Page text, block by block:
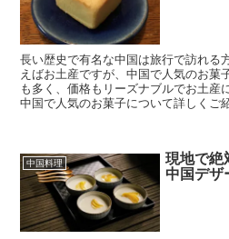
長い歴史で有名な中国は旅行で訪れる
えばお土産ですが、中国で人気のお菓
も多く、価格もリーズナブルでお土産
中国で人気のお菓子について詳しくご
中国料理
現地で絶
中国デザ